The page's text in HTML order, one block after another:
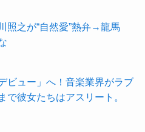
照之が“自然愛”熱弁→龍馬
ビュー」へ！音楽業界がラブ
で彼女たちはアスリート。